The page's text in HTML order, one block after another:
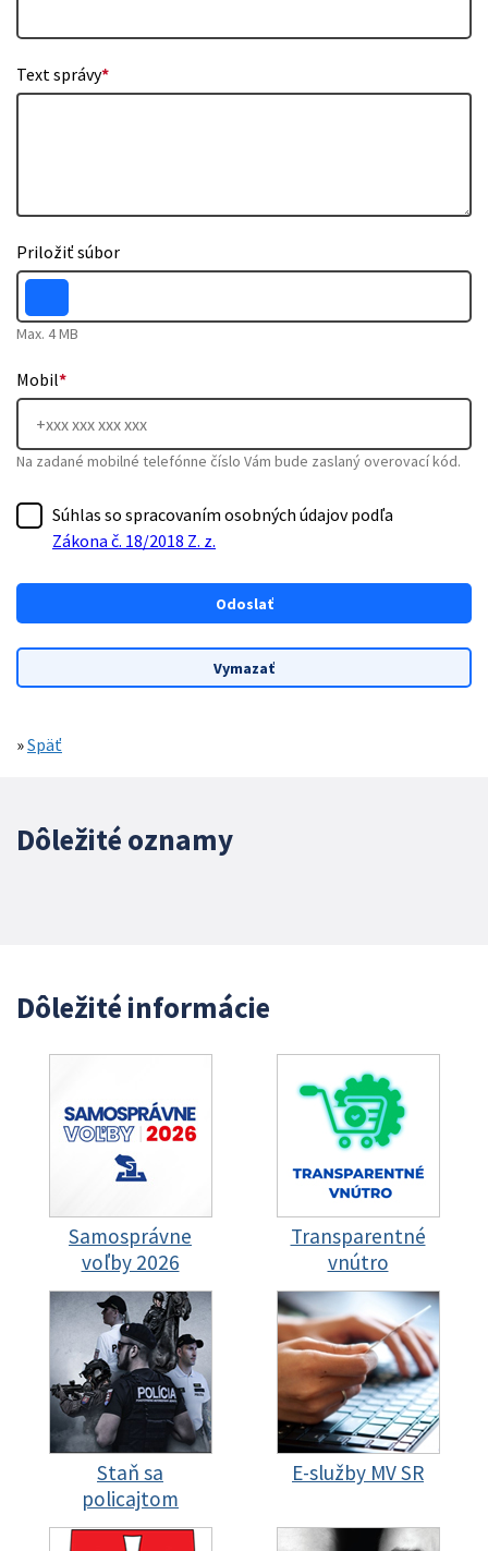
Text správy*
Priložiť súbor
Max. 4 MB
Mobil*
Na zadané mobilné telefónne číslo Vám bude zaslaný overovací kód.
Súhlas so spracovaním osobných údajov podľa
Zákona č. 18/2018 Z. z.
»Späť
Dôležité oznamy
Dôležité informácie
Samosprávne
voľby 2026
Transparentné
vnútro
Staň sa
policajtom
E-služby MV SR